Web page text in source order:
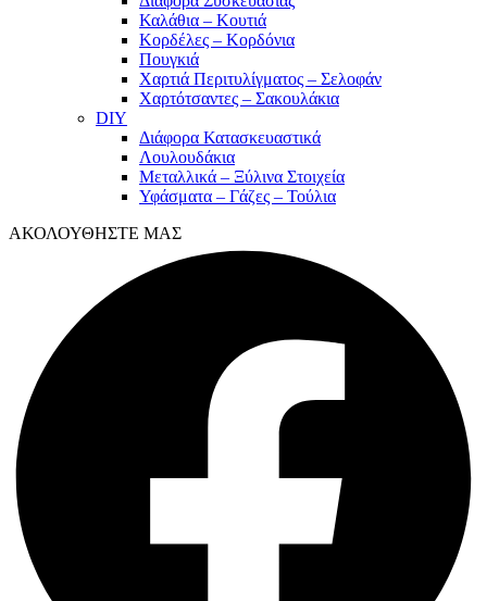
Καλάθια – Κουτιά
Κορδέλες – Κορδόνια
Πουγκιά
Χαρτιά Περιτυλίγματος – Σελοφάν
Χαρτότσαντες – Σακουλάκια
DIY
Διάφορα Κατασκευαστικά
Λουλουδάκια
Μεταλλικά – Ξύλινα Στοιχεία
Υφάσματα – Γάζες – Τούλια
ΑΚΟΛΟΥΘΗΣΤΕ ΜΑΣ